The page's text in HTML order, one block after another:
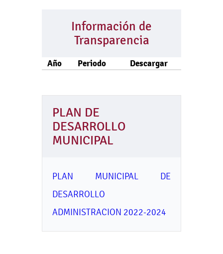
Información de
Transparencia
Año Periodo Descargar
PLAN DE
DESARROLLO
MUNICIPAL
PLAN MUNICIPAL DE
DESARROLLO
ADMINISTRACION 2022-2024